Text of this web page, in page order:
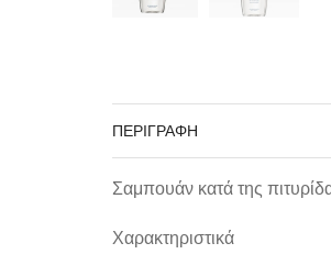
ΠΕΡΙΓΡΑΦΉ
Σαμπουάν κατά της
Χαρακτηριστικά